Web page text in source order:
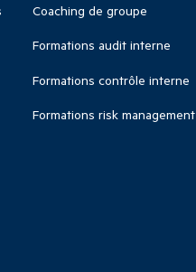
Coaching de groupe
Formations audit interne
Formations contrôle interne
Formations risk management